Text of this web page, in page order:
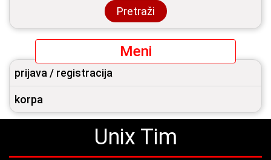
Pretraži
Meni
prijava / registracija
korpa
Unix Tim